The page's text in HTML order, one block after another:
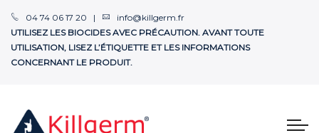
04 74 06 17 20 |
info@killgerm.fr
UTILISEZ LES BIOCIDES AVEC PRÉCAUTION. AVANT TOUTE
UTILISATION, LISEZ L’ÉTIQUETTE ET LES INFORMATIONS
CONCERNANT LE PRODUIT.